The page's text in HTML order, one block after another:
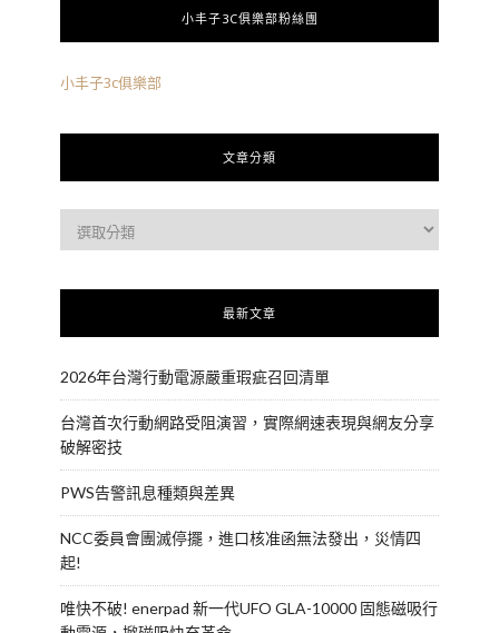
小丰子3C俱樂部粉絲團
小丰子3c俱樂部
文章分類
最新文章
2026年台灣行動電源嚴重瑕疵召回清單
台灣首次行動網路受阻演習，實際網速表現與網友分享
破解密技
PWS告警訊息種類與差異
NCC委員會團滅停擺，進口核准函無法發出，災情四
起!
唯快不破! enerpad 新一代UFO GLA-10000 固態磁吸行